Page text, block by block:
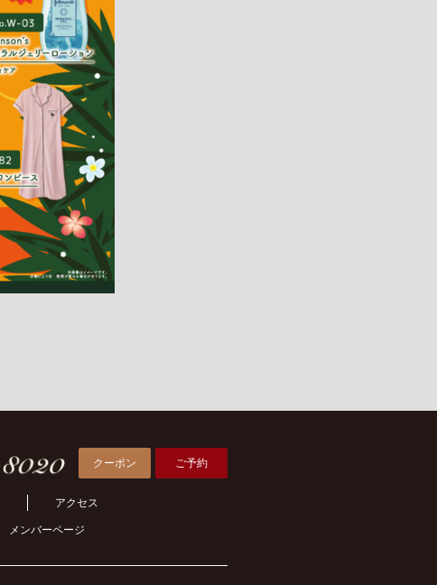
クーポン ご予約
アクセス
メンバーページ